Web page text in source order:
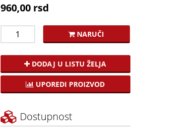
960,00 rsd
NARUČI
DODAJ U LISTU ŽELJA
UPOREDI PROIZVOD
Dostupnost